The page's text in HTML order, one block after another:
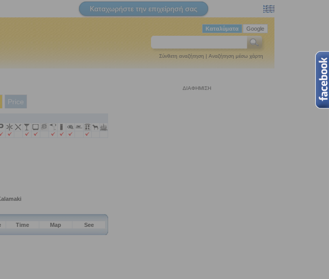
Καταχωρήστε την επιχείρησή σας
Google
Καταλύματα
Σύνθετη αναζήτηση | Αναζήτηση μέσω χάρτη
Price
ΔΙΑΦΗΜΙΣΗ